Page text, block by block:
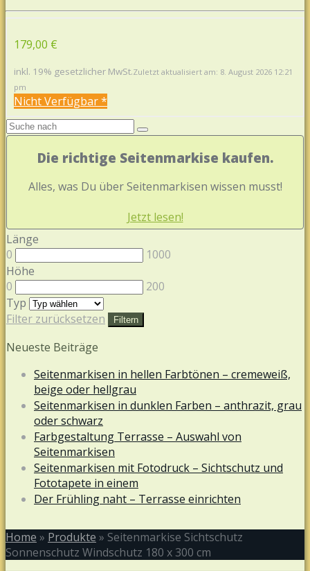
179,00 €
inkl. 19% gesetzlicher MwSt.Zuletzt aktualisiert am: 8. August 2026 12:21
pm
Nicht Verfügbar *
Die richtige Seitenmarkise kaufen.
Alles, was Du über Seitenmarkisen wissen musst!
Jetzt lesen!
Länge
0
1000
Höhe
0
200
Typ
Filter zurücksetzen
Filtern
Neueste Beiträge
Seitenmarkisen in hellen Farbtönen – cremeweiß,
beige oder hellgrau
Seitenmarkisen in dunklen Farben – anthrazit, grau
oder schwarz
Farbgestaltung Terrasse – Auswahl von
Seitenmarkisen
Seitenmarkisen mit Fotodruck – Sichtschutz und
Fototapete in einem
Der Frühling naht – Terrasse einrichten
Home » Produkte » Seitenmarkise Sichtschutz
Sonnenschutz Windschutz 180 x 300 cm